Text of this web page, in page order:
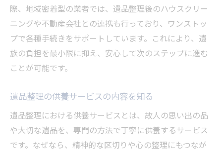
際、地域密着型の業者では、遺品整理後のハウスクリー
ニングや不動産会社との連携も行っており、ワンストッ
プで各種手続きをサポートしています。これにより、遺
族の負担を最小限に抑え、安心して次のステップに進む
ことが可能です。
遺品整理の供養サービスの内容を知る
遺品整理における供養サービスとは、故人の思い出の品
や大切な遺品を、専門の方法で丁寧に供養するサービス
です。なぜなら、精神的な区切りや心の整理にもつなが